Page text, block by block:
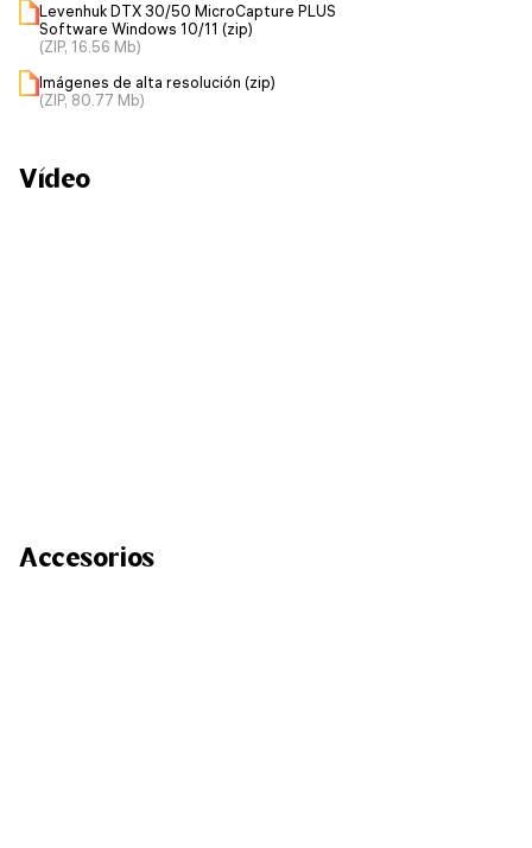
Levenhuk DTX 30/50 MicroCapture PLUS
Software Windows 10/11 (zip)
(ZIP, 16.56 Mb)
Imágenes de alta resolución (zip)
(ZIP, 80.77 Mb)
Vídeo
Accesorios